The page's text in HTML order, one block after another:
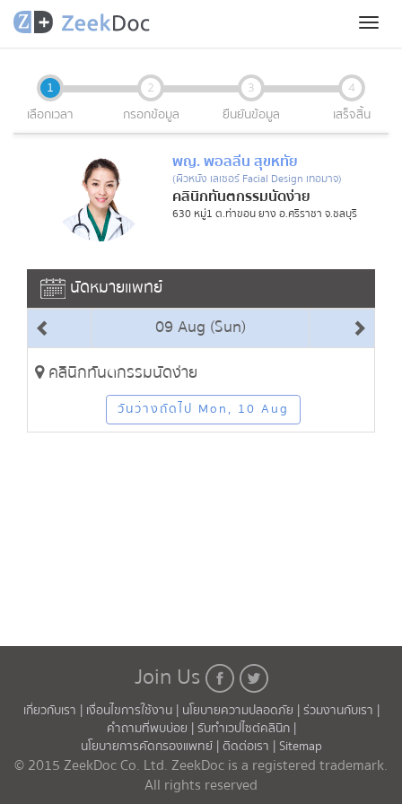
1
เลือกเวลา
2
กรอกข้อมูล
3
ยืนยันข้อมูล
4
เสร็จสิ้น
พญ. พอลลีน สุขหทัย
(ผิวหนัง เลเซอร์ Facial Design เทอมาจ)
คลินิกทันตกรรมนัดง่าย
630 หมู่1 ต.ท่าขอน ยาง อ.ศรีราชา จ.ชลบุรี
นัดหมายแพทย์
09 Aug (Sun)
คลินิกทันตกรรมนัดง่าย
วันว่างถัดไป Mon, 10 Aug
Join Us
เกี่ยวกับเรา | เงื่อนไขการใช้งาน | นโยบายความปลอดภัย |ร่วมงานกับเรา |
คำถามที่พบบ่อย |รับทำเวปไซต์คลินิก |
นโยบายการคัดกรองแพทย์ |ติดต่อเรา |Sitemap
© 2015 ZeekDoc Co. Ltd. ZeekDoc is a registered trademark.
All rights reserved